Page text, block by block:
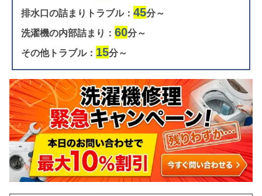
排水口の詰まりトラブル： 45分～
洗濯機の内部詰まり： 60分～
その他トラブル： 15分～